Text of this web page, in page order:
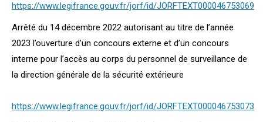
https://www.legifrance.gouv.fr/jorf/id/JORFTEXT000046753069
Arrêté du 14 décembre 2022 autorisant au titre de l’année
2023 l’ouverture d’un concours externe et d’un concours
interne pour l’accès au corps du personnel de surveillance de
la direction générale de la sécurité extérieure
https://www.legifrance.gouv.fr/jorf/id/JORFTEXT000046753073